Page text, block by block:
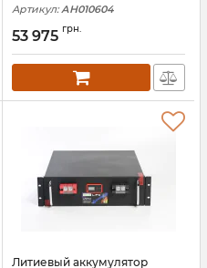
Артикул: АН010604
53 975 грн.
Литиевый аккумулятор